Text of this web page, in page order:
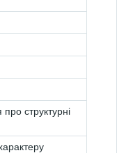
про структурні